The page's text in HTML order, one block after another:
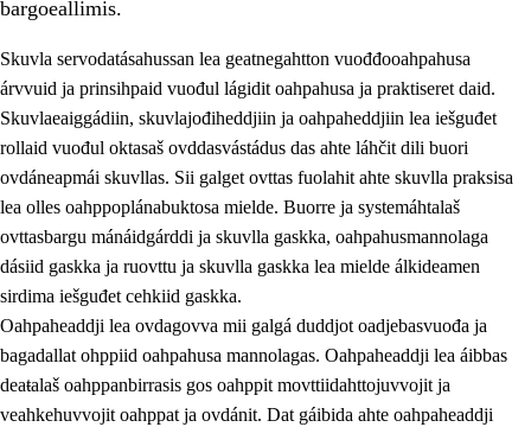
3.1 Fátmmasteaddji oahppanbiras
3.2 Oahpaheapmi ja heivehuvvon oahpahus
3.3 Ovttasbargu ruovttu ja skuvlla gaskka
bargoeallimis.
Skuvla servodatásahussan lea geatnegahtton vuođđooahpahusa
árvvuid ja prinsihpaid vuođul lágidit oahpahusa ja praktiseret daid.
Skuvlaeaiggádiin, skuvlajođiheddjiin ja oahpaheddjiin lea iešguđet
rollaid vuođul oktasaš ovddasvástádus das ahte láhčit dili buori
ovdáneapmái skuvllas. Sii galget ovttas fuolahit ahte skuvlla praksisa
lea olles oahppoplánabuktosa mielde. Buorre ja systemáhtalaš
ovttasbargu mánáidgárddi ja skuvlla gaskka, oahpahusmannolaga
dásiid gaskka ja ruovttu ja skuvlla gaskka lea mielde álkideamen
sirdima iešguđet cehkiid gaskka.
Oahpaheaddji lea ovdagovva mii galgá duddjot oadjebasvuođa ja
bagadallat ohppiid oahpahusa mannolagas. Oahpaheaddji lea áibbas
deaŧalaš oahppanbirrasis gos oahppit movttiidahttojuvvojit ja
veahkehuvvojit oahppat ja ovdánit. Dat gáibida ahte oahpaheaddji